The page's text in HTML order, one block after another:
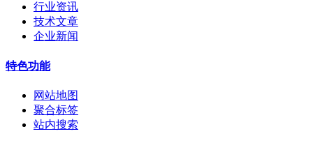
行业资讯
技术文章
企业新闻
特色功能
网站地图
聚合标签
站内搜索